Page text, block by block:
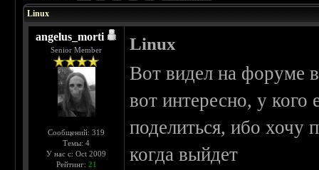
Linux
angelus_morti
Senior Member
Сообщений: 319
Темы: 4
У нас с: Oct 2009
Рейтинг: 21
Linux
Вот видел на форуме
вот интересно, у
поделиться, ибо хочу
когда выйдет